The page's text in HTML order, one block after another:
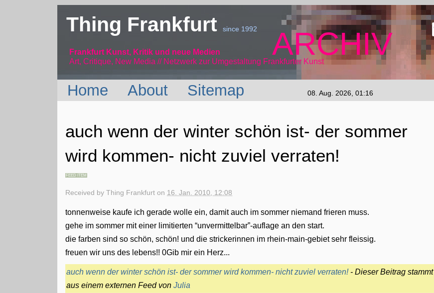
Thing Frankfurtsince 1992
Frankfurt Kunst, Kritik und neue Medien
Art, Critique, New Media // Netzwerk
ARCHIV
zur Umgestaltung Frankfurter Kunst
Home About Sitemap 08. Aug. 2026, 01:16
auch wenn der winter schön ist- der sommer
wird kommen- nicht zuviel verraten!
FEED ITEM
Received byThing Frankfurt on 16. Jan. 2010, 12:08
tonnenweise kaufe ich gerade wolle ein, damit auch im sommer niemand frieren muss.
gehe im sommer mit einer limitierten “unvermittelbar”-auflage an den start.
die farben sind so schön, schön! und die strickerinnen im rhein-main-gebiet sehr fleissig.
freuen wir uns des lebens!! 0Gib mir ein Herz...
auch wenn der winter schön ist- der sommer wird kommen- nicht zuviel verraten!- Dieser Beitrag stammt
aus einem externen Feed vonJulia